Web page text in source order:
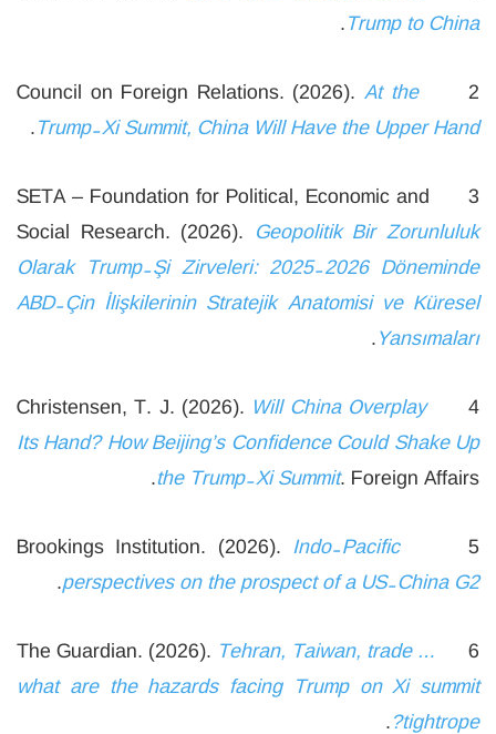
Trump to China
.
2 Council on Foreign Relations. (2026).
At the
Trump-Xi Summit, China Will Have the Upper Hand
.
3 SETA – Foundation for Political, Economic and
Social Research. (2026).
Geopolitik Bir Zorunluluk
Olarak Trump-Şi Zirveleri: 2025-2026 Döneminde
ABD-Çin İlişkilerinin Stratejik Anatomisi ve Küresel
Yansımaları
.
4 Christensen, T. J. (2026).
Will China Overplay
Its Hand? How Beijing’s Confidence Could Shake Up
the Trump-Xi Summit. Foreign Affairs.
5 Brookings Institution. (2026).
Indo-Pacific
perspectives on the prospect of a US-China G2
.
6 The Guardian. (2026).
Tehran, Taiwan, trade …
what are the hazards facing Trump on Xi summit
tightrope?
.